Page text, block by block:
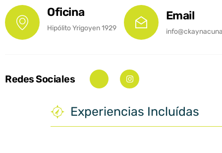
Oficina
Hipólito Yrigoyen 1929
Email
Redes Sociales
Experiencias Incluídas